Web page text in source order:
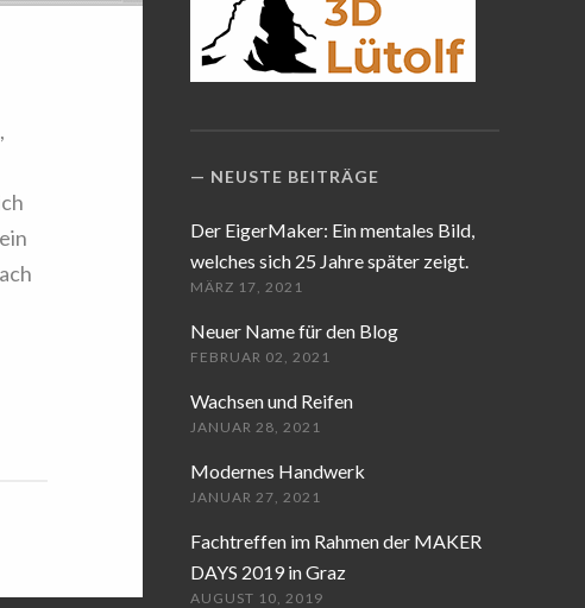
NEUSTE BEITRÄGE
Der EigerMaker: Ein mentales Bild,
welches sich 25 Jahre später zeigt.
MÄRZ 17, 2021
Neuer Name für den Blog
FEBRUAR 02, 2021
Wachsen und Reifen
JANUAR 28, 2021
Modernes Handwerk
JANUAR 27, 2021
Fachtreffen im Rahmen der MAKER
DAYS 2019 in Graz
AUGUST 10, 2019